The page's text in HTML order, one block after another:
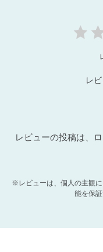
レ
レビューの投稿は、
※レビューは、個人の主観
能を保